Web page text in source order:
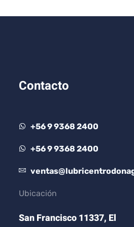
Contacto
+56 9 9368 2400
+56 9 9368 2400
Ubicación
San Francisco 11337, El